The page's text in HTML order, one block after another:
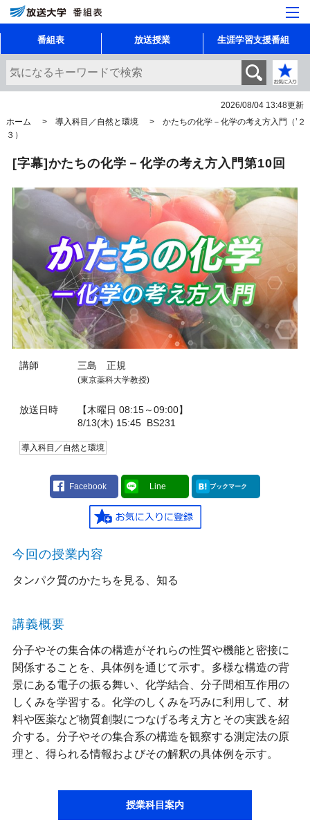
番組表 放送授業 生涯学習支援番組
2026/08/04 13:48更新
ホーム
導入科目／自然と環境
かたちの化学－化学の考え方入門（’２
３）
[字幕]かたちの化学－化学の考え方入門第10回
講師 三島 正規
(東京薬科大学教授)
放送日時
【木曜日 08:15～09:00】
8/13(木) 15:45BS231
導入科目／自然と環境
Facebook Line ブックマーク
今回の授業内容
タンパク質のかたちを見る、知る
講義概要
分子やその集合体の構造がそれらの性質や機能と密接に
関係することを、具体例を通じて示す。多様な構造の背
景にある電子の振る舞い、化学結合、分子間相互作用の
しくみを学習する。化学のしくみを巧みに利用して、材
料や医薬など物質創製につなげる考え方とその実践を紹
介する。分子やその集合系の構造を観察する測定法の原
理と、得られる情報およびその解釈の具体例を示す。
授業科目案内